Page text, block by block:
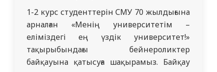
1-2 курс студенттерін СМУ 70 жылдығына
арналған «Менің университетім –
еліміздегі ең үздік университет!»
тақырыбындағы бейнероликтер
байқауына қатысуға шақырамыз. Байқау